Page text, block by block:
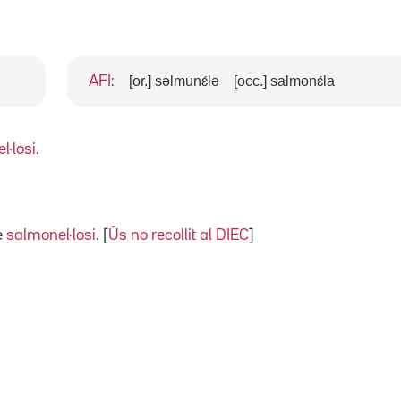
AFI : [or.] səlmunɛ́lə [occ.] salmonɛ́la
.
salmonel·losi. [ Ús no recollit al DIEC